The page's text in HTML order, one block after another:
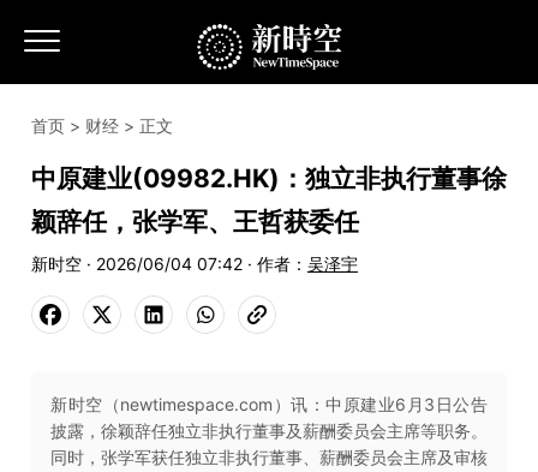
首页 > 财经 > 正文
中原建业(09982.HK)：独立非执行董事徐
颖辞任，张学军、王哲获委任
新时空 · 2026/06/04 07:42 · 作者： 吴泽宇
新时空（newtimespace.com）讯：中原建业6月3日公告
披露，徐颖辞任独立非执行董事及薪酬委员会主席等职务。
同时，张学军获任独立非执行董事、薪酬委员会主席及审核